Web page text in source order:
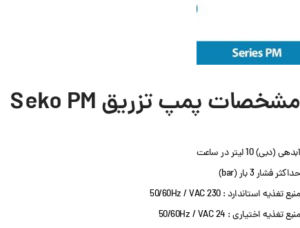
مشخصات پمپ تزریق Seko PM
آبدهی (دبی) 10 لیتر در ساعت
حداکثر فشار 3 بار (bar)
منبع تغذیه استاندارد : 230 50/60Hz / VAC
منبع تغذیه اختیاری : 24 50/60Hz / VAC